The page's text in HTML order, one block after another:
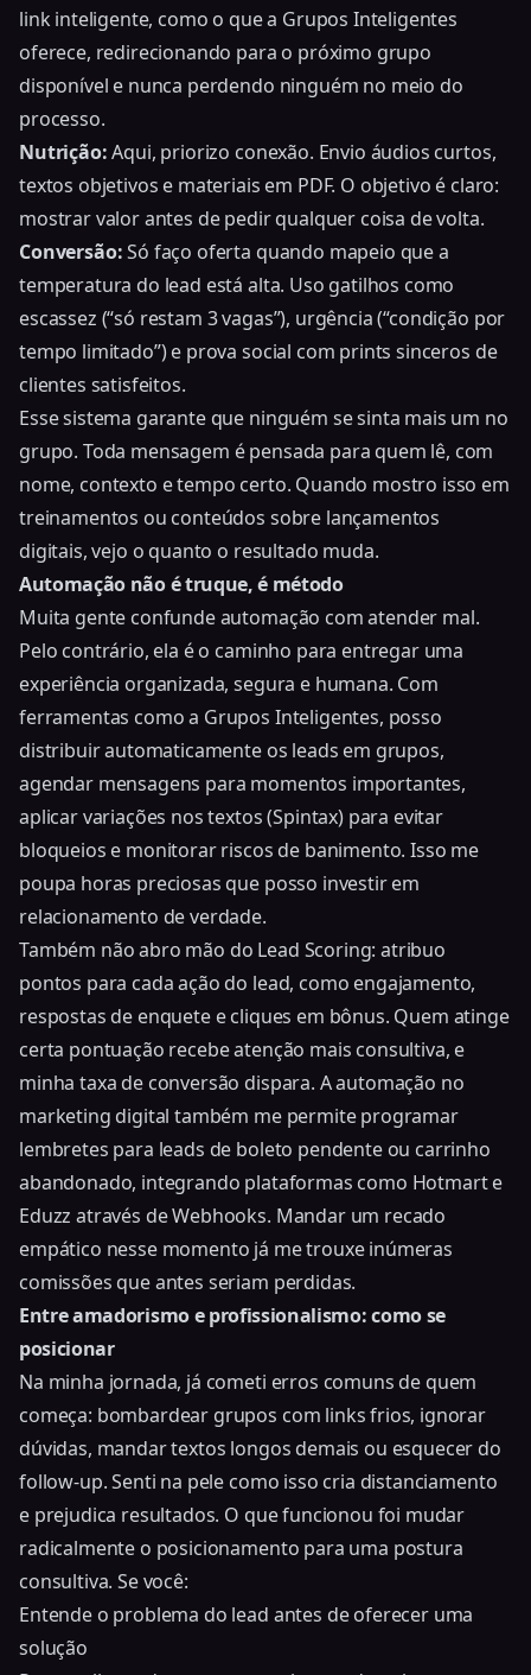
link inteligente, como o que a Grupos Inteligentes
oferece, redirecionando para o próximo grupo
disponível e nunca perdendo ninguém no meio do
processo.
Nutrição:Aqui, priorizo conexão. Envio áudios curtos,
textos objetivos e materiais em PDF. O objetivo é claro:
mostrar valor antes de pedir qualquer coisa de volta.
Conversão:Só faço oferta quando mapeio que a
temperatura do lead está alta. Uso gatilhos como
escassez (“só restam 3 vagas”), urgência (“condição por
tempo limitado”) e prova social com prints sinceros de
clientes satisfeitos.
Esse sistema garante que ninguém se sinta mais um no
grupo. Toda mensagem é pensada para quem lê, com
nome, contexto e tempo certo. Quando mostro isso em
treinamentos ou conteúdos sobre lançamentos
digitais, vejo o quanto o resultado muda.
Automação não é truque, é método
Muita gente confunde automação com atender mal.
Pelo contrário, ela é o caminho para entregar uma
experiência organizada, segura e humana. Com
ferramentas como a Grupos Inteligentes, posso
distribuir automaticamente os leads em grupos,
agendar mensagens para momentos importantes,
aplicar variações nos textos (Spintax) para evitar
bloqueios e monitorar riscos de banimento. Isso me
poupa horas preciosas que posso investir em
relacionamento de verdade.
Também não abro mão do Lead Scoring: atribuo
pontos para cada ação do lead, como engajamento,
respostas de enquete e cliques em bônus. Quem atinge
certa pontuação recebe atenção mais consultiva, e
minha taxa de conversão dispara. A automação no
marketing digital também me permite programar
lembretes para leads de boleto pendente ou carrinho
abandonado, integrando plataformas como Hotmart e
Eduzz através de Webhooks. Mandar um recado
empático nesse momento já me trouxe inúmeras
comissões que antes seriam perdidas.
Entre amadorismo e profissionalismo: como se
posicionar
Na minha jornada, já cometi erros comuns de quem
começa: bombardear grupos com links frios, ignorar
dúvidas, mandar textos longos demais ou esquecer do
follow-up. Senti na pele como isso cria distanciamento
e prejudica resultados. O que funcionou foi mudar
radicalmente o posicionamento para uma postura
consultiva. Se você:
Entende o problema do lead antes de oferecer uma
solução